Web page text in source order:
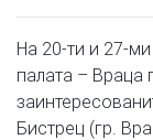
На 20-ти и 27-
палата – Враца
Бистрец (гр.